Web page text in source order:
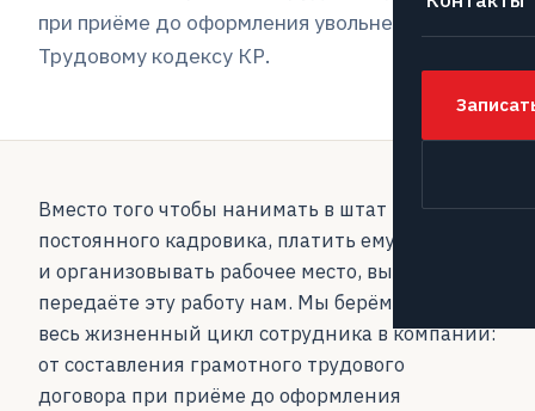
при приёме до оформления увольнения — по
Трудовому кодексу КР.
Вместо того чтобы нанимать в штат
постоянного кадровика, платить ему зарплату
и организовывать рабочее место, вы
передаёте эту работу нам. Мы берём на себя
весь жизненный цикл сотрудника в компании:
от составления грамотного трудового
договора при приёме до оформления